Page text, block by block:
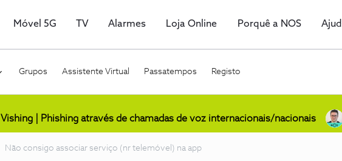
Móvel 5G TV Alarmes Loja Online Porquê a NOS
Grupos Assistente Virtual Passatempos Registo
Vishing | Phishing através de chamadas de voz internacionais/nacionais
Não consigo associar serviço (nr telemóvel) na app